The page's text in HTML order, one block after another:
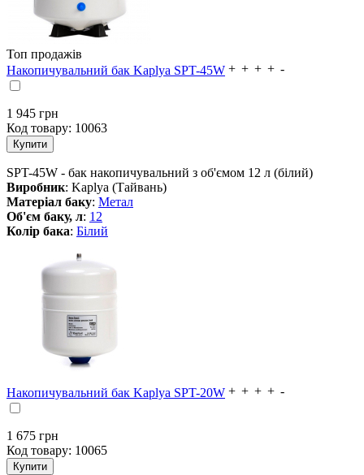
Топ продажів
Накопичувальний бак Kaplya SPT-45W
1 945 грн
Код товару: 10063
SPT-45W - бак накопичувальний з об'ємом 12 л (білий)
Виробник: Kaplya (Тайвань)
Матеріал баку: Метал
Об'єм баку, л: 12
Колір бака: Білий
Накопичувальний бак Kaplya SPT-20W
1 675 грн
Код товару: 10065